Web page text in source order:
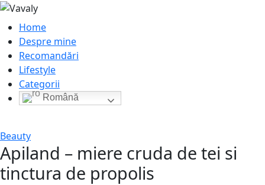
Home
Despre mine
Recomandări
Lifestyle
Categorii
Română
Beauty
Apiland – miere cruda de tei si
tinctura de propolis